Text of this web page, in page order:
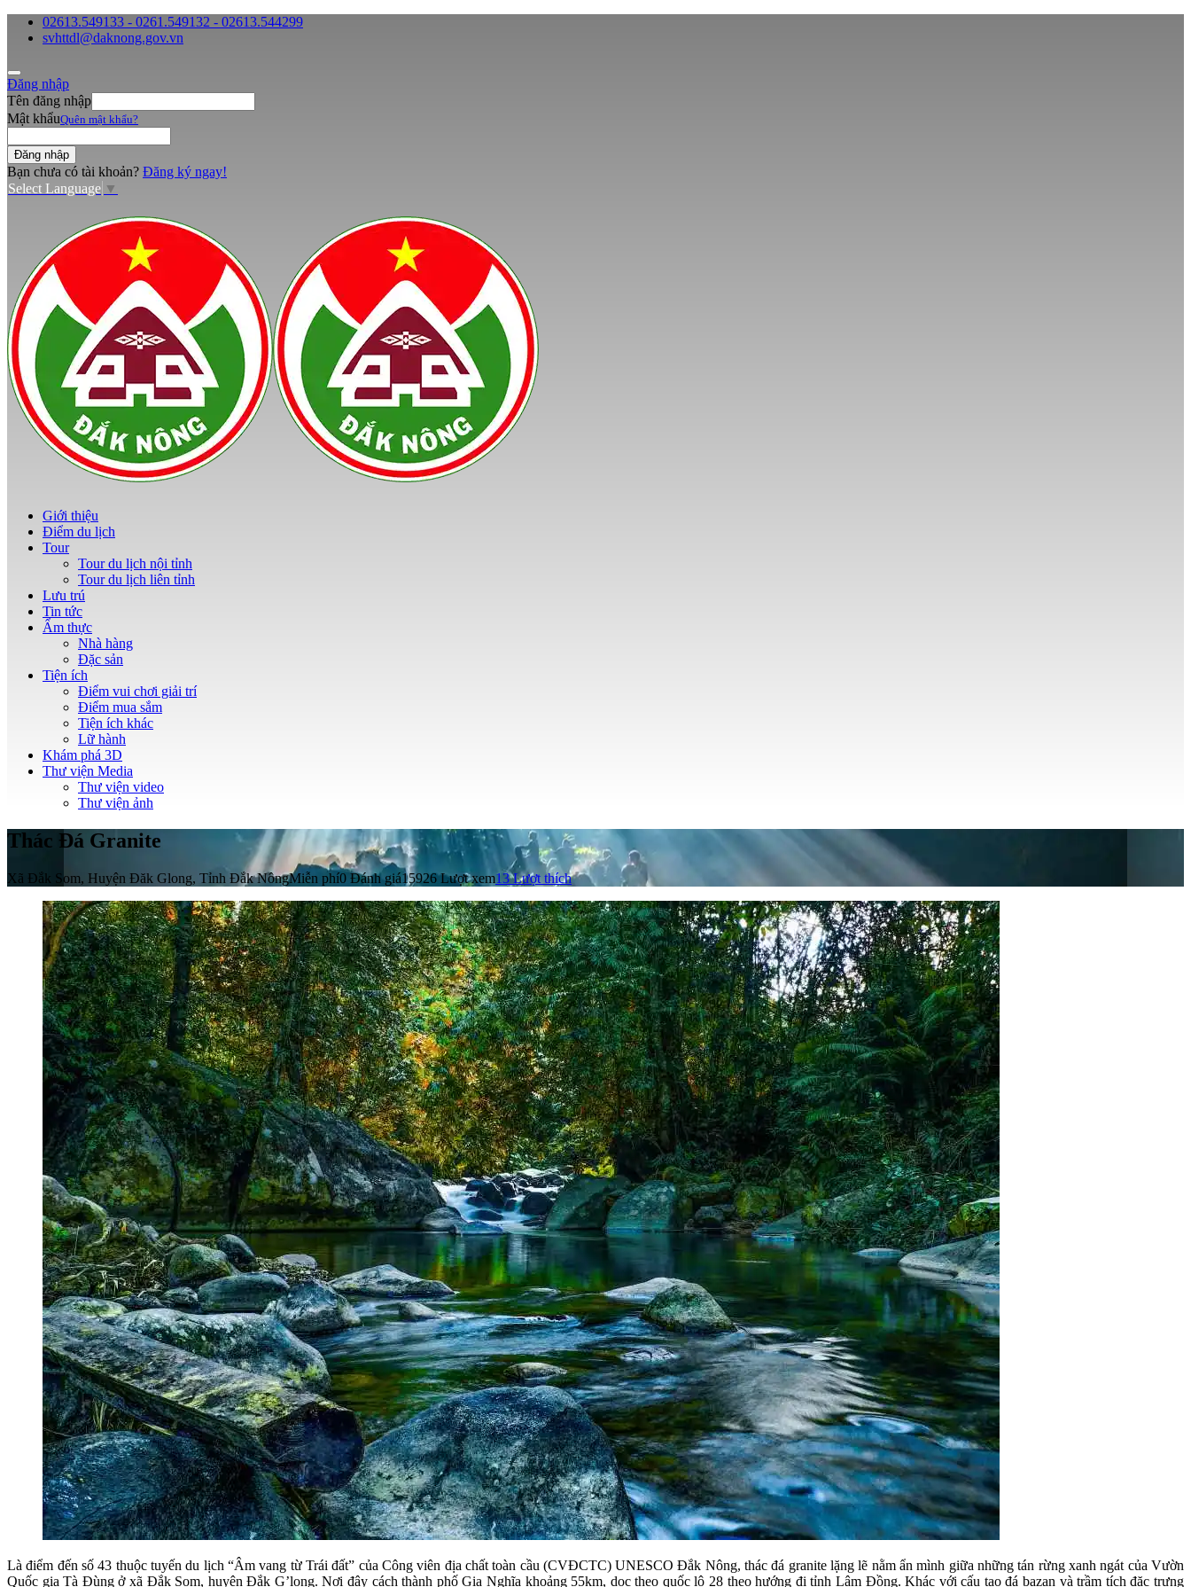
02613.549133 - 0261.549132 - 02613.544299
svhttdl@daknong.gov.vn
Đăng nhập
Tên đăng nhập
Mật khẩuQuên mật khẩu?
Bạn chưa có tài khoản? Đăng ký ngay!
Select Language ▼
Giới thiệu
Điểm du lịch
Tour
Tour du lịch nội tỉnh
Tour du lịch liên tỉnh
Lưu trú
Tin tức
Ẩm thực
Nhà hàng
Đặc sản
Tiện ích
Điểm vui chơi giải trí
Điểm mua sắm
Tiện ích khác
Lữ hành
Khám phá 3D
Thư viện Media
Thư viện video
Thư viện ảnh
Thác Đá Granite
Xã Đắk Som, Huyện Đăk Glong, Tỉnh Đắk NôngMiễn phí0 Đánh giá15926 Lượt xem13Lượt thích
Là điểm đến số 43 thuộc tuyến du lịch “Âm vang từ Trái đất” của Công viên địa chất toàn cầu (CVĐCTC) UNESCO Đắk Nông, thác đá granite lặng lẽ nằm ẩn mình giữa những tán rừng xanh ngát của Vườn
Quốc gia Tà Đùng ở xã Đắk Som, huyện Đắk G’long. Nơi đây cách thành phố Gia Nghĩa khoảng 55km, dọc theo quốc lộ 28 theo hướng đi tỉnh Lâm Đồng. Khác với cấu tạo đá bazan và trầm tích đặc trưng